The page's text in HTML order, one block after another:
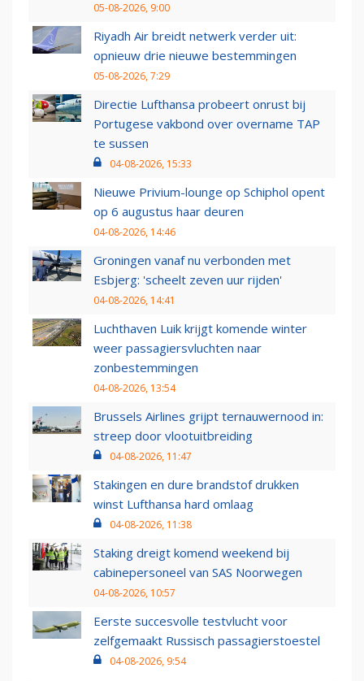
05-08-2026, 9:00
Riyadh Air breidt netwerk verder uit:
opnieuw drie nieuwe bestemmingen
05-08-2026, 7:29
Directie Lufthansa probeert onrust bij
Portugese vakbond over overname TAP
te sussen
04-08-2026, 15:33
Nieuwe Privium-lounge op Schiphol opent
op 6 augustus haar deuren
04-08-2026, 14:46
Groningen vanaf nu verbonden met
Esbjerg: 'scheelt zeven uur rijden'
04-08-2026, 14:41
Luchthaven Luik krijgt komende winter
weer passagiersvluchten naar
zonbestemmingen
04-08-2026, 13:54
Brussels Airlines grijpt ternauwernood in:
streep door vlootuitbreiding
04-08-2026, 11:47
Stakingen en dure brandstof drukken
winst Lufthansa hard omlaag
04-08-2026, 11:38
Staking dreigt komend weekend bij
cabinepersoneel van SAS Noorwegen
04-08-2026, 10:57
Eerste succesvolle testvlucht voor
zelfgemaakt Russisch passagierstoestel
04-08-2026, 9:54